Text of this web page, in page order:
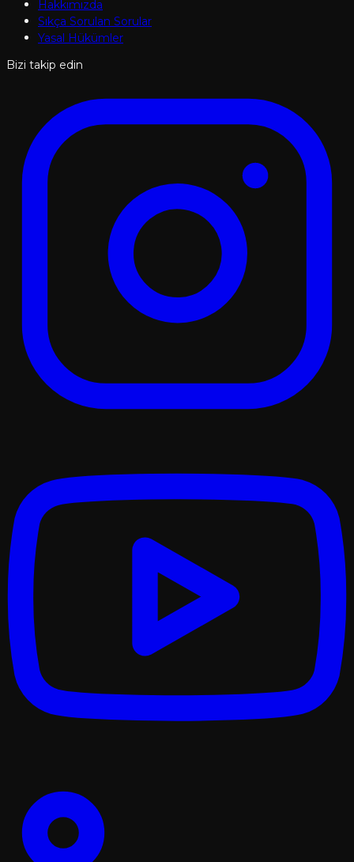
Hakkımızda
Sıkça Sorulan Sorular
Yasal Hükümler
Bizi takip edin